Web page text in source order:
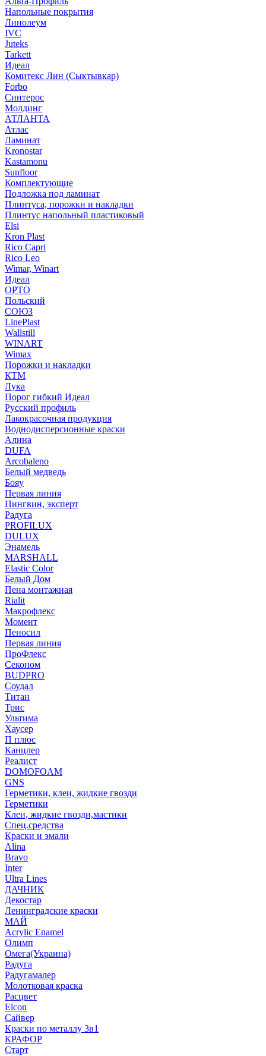
Напольные покрытия
Линолеум
IVC
Juteks
Tarkett
Идеал
Комитекс Лин (Сыктывкар)
Forbo
Синтерос
Молдинг
АТЛАНТА
Атлас
Ламинат
Kronostar
Kastamonu
Sunfloor
Комплектующие
Подложка под ламинат
Плинтуса, порожки и накладки
Плинтус напольный пластиковый
Elsi
Kron Plast
Rico Capri
Rico Leo
Wimar, Winart
Идеал
ОРТО
Польский
СОЮЗ
LinePlast
Wallstill
WINART
Wimax
Порожки и накладки
КТМ
Лука
Порог гибкий Идеал
Русский профиль
Лакокрасочная продукция
Воднодисперсионные краски
Алина
DUFA
Arcobaleno
Белый медведь
Бояу
Первая линия
Пингвин, эксперт
Радуга
PROFILUX
DULUX
Энамель
MARSHALL
Elastic Color
Белый Дом
Пена монтажная
Rialit
Макрофлекс
Момент
Пеносил
Первая линия
ПроФлекс
Секоном
BUDPRO
Соудал
Титан
Трис
Ультима
Хаусер
П плюс
Канцлер
Реалист
DOMOFOAM
GNS
Герметики, клеи, жидкие гвозди
Герметики
Клеи, жидкие гвозди,мастики
Спец.средства
Краски и эмали
Alina
Bravo
Inter
Ultra Lines
ДАЧНИК
Декостар
Ленинградские краски
МАЙ
Acrylic Enamel
Олимп
Омега(Украина)
Радуга
Радугамалер
Молотковая краска
Расцвет
Elcon
Сайвер
Краски по металлу 3в1
КРАФОР
Старт